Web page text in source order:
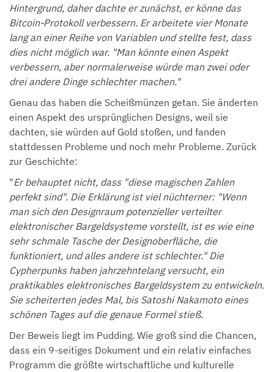
Hintergrund, daher dachte er zunächst, er könne das
Bitcoin-Protokoll verbessern. Er arbeitete vier Monate
lang an einer Reihe von Variablen und stellte fest, dass
dies nicht möglich war. "Man könnte einen Aspekt
verbessern, aber normalerweise würde man zwei oder
drei andere Dinge schlechter machen."
Genau das haben die Scheißmünzen getan. Sie änderten
einen Aspekt des ursprünglichen Designs, weil sie
dachten, sie würden auf Gold stoßen, und fanden
stattdessen Probleme und noch mehr Probleme. Zurück
zur Geschichte:
"Er behauptet nicht, dass "diese magischen Zahlen
perfekt sind". Die Erklärung ist viel nüchterner: "Wenn
man sich den Designraum potenzieller verteilter
elektronischer Bargeldsysteme vorstellt, ist es wie eine
sehr schmale Tasche der Designoberfläche, die
funktioniert, und alles andere ist schlechter." Die
Cypherpunks haben jahrzehntelang versucht, ein
praktikables elektronisches Bargeldsystem zu entwickeln.
Sie scheiterten jedes Mal, bis Satoshi Nakamoto eines
schönen Tages auf die genaue Formel stieß.
Der Beweis liegt im Pudding. Wie groß sind die Chancen,
dass ein 9-seitiges Dokument und ein relativ einfaches
Programm die größte wirtschaftliche und kulturelle